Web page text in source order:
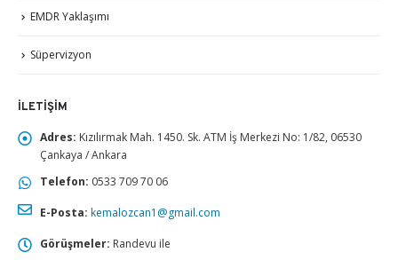
EMDR Yaklaşımı
Süpervizyon
İLETIŞIM
Adres: Kızılırmak Mah. 1450. Sk. ATM İş Merkezi No: 1/82, 06530
Çankaya / Ankara
Telefon: 0533 709 70 06
E-Posta: kemalozcan1@gmail.com
Görüşmeler: Randevu ile